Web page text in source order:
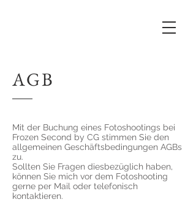
AGB
Mit der Buchung eines Fotoshootings bei
Frozen Second by CG stimmen Sie den
allgemeinen Geschäftsbedingungen AGBs
zu.
Sollten Sie Fragen diesbezüglich haben,
können Sie mich vor dem Fotoshooting
gerne per Mail oder telefonisch
kontaktieren.